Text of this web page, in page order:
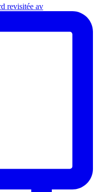
revisitée av